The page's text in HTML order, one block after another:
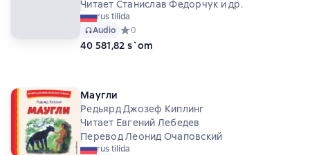
Читает Станислав Федорчук и др.
rus tilida
Audio Средний рейтинг 0 на основе 0 оценок
0
40 581,82 s`om
Маугли
Редьярд Джозеф Киплинг
Читает Евгений Лебедев
Перевод Леонид Очаповский
rus tilida